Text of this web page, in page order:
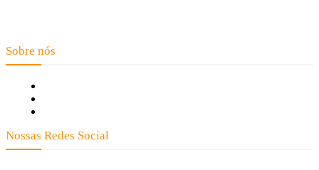
Sobre nós
Nossas Redes Social